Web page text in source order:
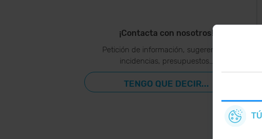
¡Contacta con nosotros!
Petición de información, sugerencias,
incidencias, presupuestos…
TENGO QUE DECIR...